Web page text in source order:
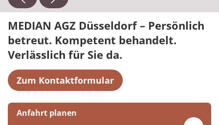
E-Mail:sabine.zimmerling@median-kliniken.de
MEDIAN AGZ Düsseldorf – Persönlich
betreut. Kompetent behandelt.
Verlässlich für Sie da.
Zum Kontaktformular
Anfahrt planen